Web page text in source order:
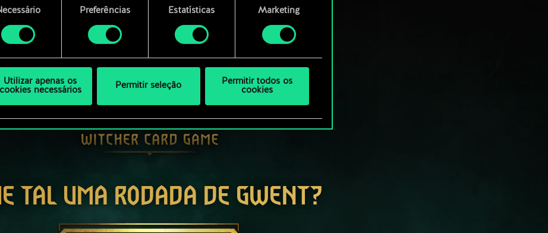
encontrará todos os detalhes sobre o uso de cookies e poderá
Preferências Estatísticas Marketing
Utilizar apenas os
cookies necessários
Permitir seleção
Permitir todos os
cookies
TAL UMA RODADA DE GWENT?